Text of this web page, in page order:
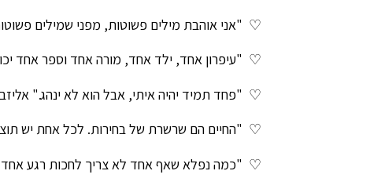
♡ "אני אוהבת מילים פשוטות, מפני שמילים
♡ "עיפרון אחד, ילד אחד, מורה אחד וספר אחד
♡ "פחד תמיד יהיה איתי, אבל הוא לא ינהג."
♡ "החיים הם שרשרת של בחירות. לכל אחת יש
♡ "כמה נפלא שאף אחד לא צריך לחכות רגע